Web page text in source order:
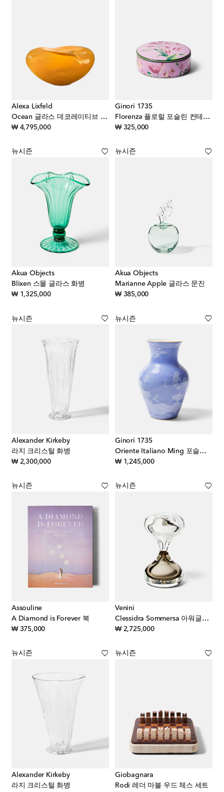
Alexa Lixfeld
Ocean 글라스 데코레이티브 오브제
₩ 4,795,000original price
Ginori 1735
Florenza 플로럴 포슬린 컨테이너
₩ 325,000original price
뉴시즌
Akua Objects
Blixen 스몰 글라스 화병
₩ 1,325,000original price
뉴시즌
Akua Objects
Marianne Apple 글라스 문진
₩ 385,000original price
뉴시즌
Alexander Kirkeby
라지 크리스털 화병
₩ 2,300,000original price
뉴시즌
Ginori 1735
Oriente Italiano Ming 포슬린 화병
₩ 1,245,000original price
뉴시즌
Assouline
A Diamond is Forever 북
₩ 375,000original price
뉴시즌
Venini
Clessidra Sommersa 아워글라스 by Fulvio Bianconi & Paolo Venini
₩ 2,725,000original price
뉴시즌
Alexander Kirkeby
라지 크리스털 화병
뉴시즌
Giobagnara
Rodi 레더 마블 우드 체스 세트